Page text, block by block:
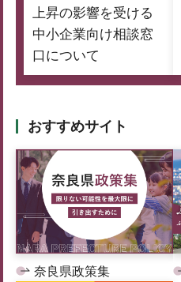
上昇の影響を受ける
中小企業向け相談窓
口について
おすすめサイト
奈良県政策集